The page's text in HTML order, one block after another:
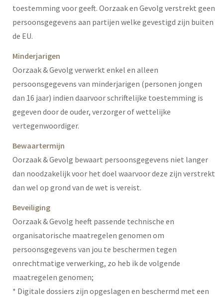
toestemming voor geeft. Oorzaak en Gevolg verstrekt geen
persoonsgegevens aan partijen welke gevestigd zijn buiten
de EU.
Minderjarigen
Oorzaak & Gevolg verwerkt enkel en alleen
persoonsgegevens van minderjarigen (personen jongen
dan 16 jaar) indien daarvoor schriftelijke toestemming is
gegeven door de ouder, verzorger of wettelijke
vertegenwoordiger.
Bewaartermijn
Oorzaak & Gevolg bewaart persoonsgegevens niet langer
dan noodzakelijk voor het doel waarvoor deze zijn verstrekt
dan wel op grond van de wet is vereist.
Beveiliging
Oorzaak & Gevolg heeft passende technische en
organisatorische maatregelen genomen om
persoonsgegevens van jou te beschermen tegen
onrechtmatige verwerking, zo heb ik de volgende
maatregelen genomen;
* Digitale dossiers zijn opgeslagen en beschermd met een